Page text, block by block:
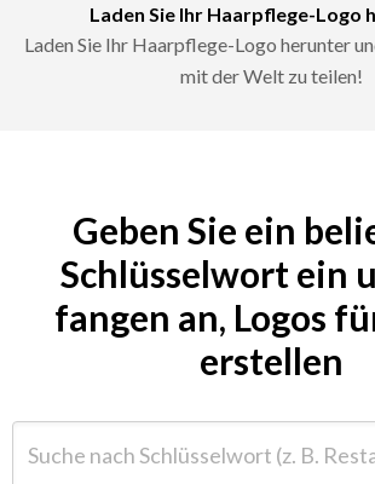
Laden Sie Ihr Haarpflege-Logo
Laden Sie Ihr Haarpflege-Logo herunter
mit der Welt zu teilen!
Geben Sie ein
Schlüsselwort ein
fangen an, Logos
erstellen